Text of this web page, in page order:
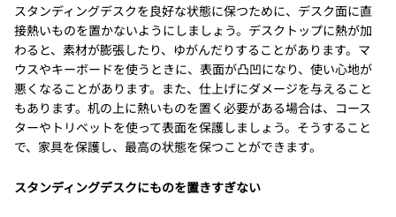
スタンディングデスクを良好な状態に保つために、デスク面に直
接熱いものを置かないようにしましょう。デスクトップに熱が加
わると、素材が膨張したり、ゆがんだりすることがあります。マ
ウスやキーボードを使うときに、表面が凸凹になり、使い心地が
悪くなることがあります。また、仕上げにダメージを与えること
もあります。机の上に熱いものを置く必要がある場合は、コース
ターやトリベットを使って表面を保護しましょう。そうすること
で、家具を保護し、最高の状態を保つことができます。
スタンディングデスクにものを置きすぎない